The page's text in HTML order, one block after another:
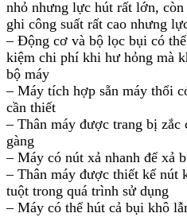
nhỏ nhưng lực hút rất lớn,
ghi công suất rất cao nhưng
– Động cơ và bộ lọc bụi có
kiệm chi phí khi hư hỏng mà
bộ máy
– Máy tích hợp sẵn máy thổi
cần thiết
– Thân máy được trang bị zắc
gàng
– Máy có nút xả nhanh để xả
– Thân máy được thiết kế nút
tuột trong quá trình sử dụng
– Máy có thể hút cả bụi khô